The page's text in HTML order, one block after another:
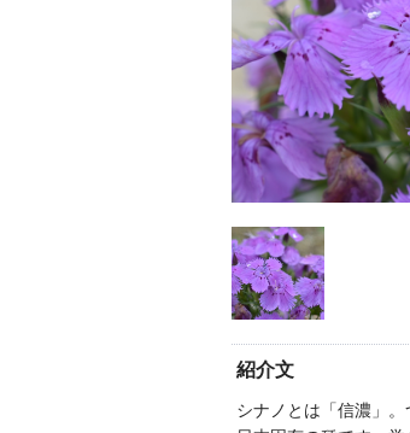
紹介文
シナノとは「信濃」